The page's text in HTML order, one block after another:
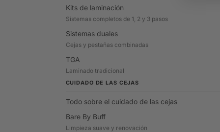
Kits de laminación
Sistemas completos de 1, 2 y 3 pasos
Sistemas duales
Cejas y pestañas combinadas
TGA
Laminado tradicional
CUIDADO DE LAS CEJAS
Todo sobre el cuidado de las cejas
Bare By Buff
Limpieza suave y renovación